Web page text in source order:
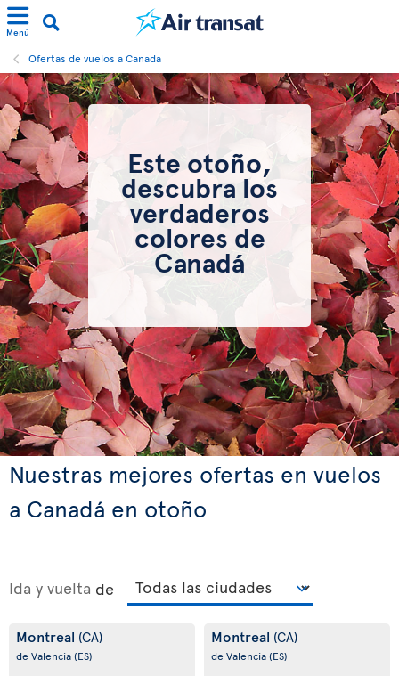
Menú
Ofertas de vuelos a Canada
Este otoño,
descubra los
verdaderos
colores de
Canadá
Nuestras mejores ofertas en vuelos
a Canadá en otoño
Ida y vuelta de
Montreal (CA)
de Valencia(ES)
Montreal (CA)
de Valencia(ES)